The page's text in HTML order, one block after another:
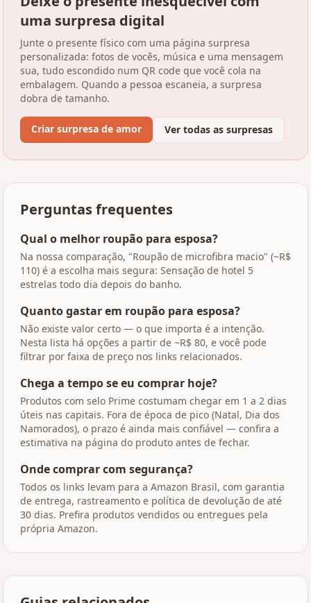
uma surpresa digital
Junte o presente físico com uma página surpresa
personalizada: fotos de vocês, música e uma mensagem
sua, tudo escondido num QR code que você cola na
embalagem. Quando a pessoa escaneia, a surpresa
dobra de tamanho.
Criar surpresa de amor Ver todas as surpresas
Perguntas frequentes
Qual o melhor roupão para esposa?
Na nossa comparação, "Roupão de microfibra macio" (~R$
110) é a escolha mais segura: Sensação de hotel 5
estrelas todo dia depois do banho.
Quanto gastar em roupão para esposa?
Não existe valor certo — o que importa é a intenção.
Nesta lista há opções a partir de ~R$ 80, e você pode
filtrar por faixa de preço nos links relacionados.
Chega a tempo se eu comprar hoje?
Produtos com selo Prime costumam chegar em 1 a 2 dias
úteis nas capitais. Fora de época de pico (Natal, Dia dos
Namorados), o prazo é ainda mais confiável — confira a
estimativa na página do produto antes de fechar.
Onde comprar com segurança?
Todos os links levam para a Amazon Brasil, com garantia
de entrega, rastreamento e política de devolução de até
30 dias. Prefira produtos vendidos ou entregues pela
própria Amazon.